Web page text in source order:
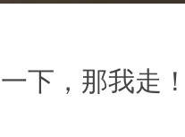
下，那我走！